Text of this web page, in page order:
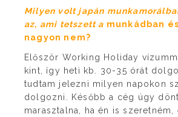
Milyen volt japán
az, ami tetszett a munkádban
nagyon nem?
Először Working Holiday
kint, így heti kb. 30-35 órát
tudtam jelezni milyen napokon
dolgozni. Később a cég úgy
marasztalna, ha én is szeretném,